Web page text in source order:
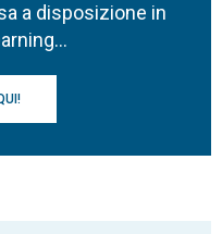
a disposizione in